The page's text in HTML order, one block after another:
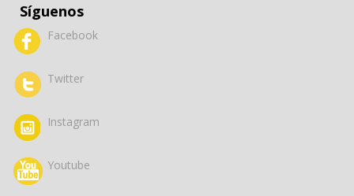
Síguenos
Facebook
Twitter
Instagram
Youtube